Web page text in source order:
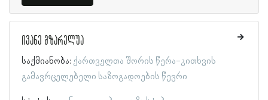
ივანე მზარელუა
საქმიანობა: ქართველთა შორის წერა-კითხვის
გამავრცელებელი საზოგადოების წევრი